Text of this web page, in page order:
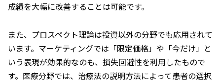
成績を大幅に改善することは可能です。
また、プロスペクト理論は投資以外の分野でも応用されて
います。マーケティングでは「限定価格」や「今だけ」と
いう表現が効果的なのも、損失回避性を利用したもので
す。医療分野では、治療法の説明方法によって患者の選択